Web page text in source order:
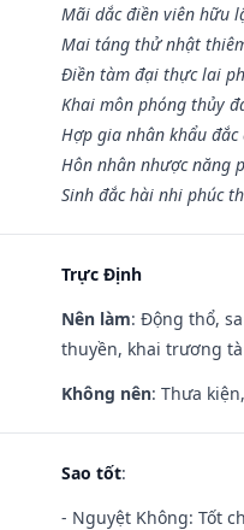
Mãi dắc điền viên hữu
Mai táng thử nhật
Điền tàm đại thực lai
Khai môn phóng thủy
Hợp gia nhân khẩu đắc
Hôn nhân nhược năng
Sinh đắc hài nhi phúc
Trực Định
Nên làm: Động thổ,
thuyền, khai trương
Không nên: Thưa
Sao tốt:
- Nguyệt Không: Tốt